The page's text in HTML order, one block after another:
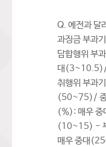
Q. 예전과 달
과징금 부과
담합행위 부
대(3~10.5)/
취행위 부과
(50~75)/ 중
(%): 매우
(10~15) -
매우 중대